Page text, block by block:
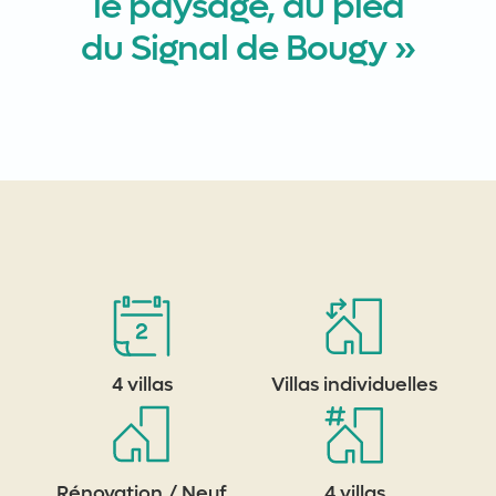
du Signal de Bougy »
4 villas Villas individuelles